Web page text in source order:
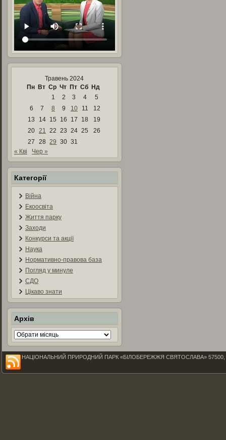
Травень 2024
Пн Вт Ср Чт Пт Сб Нд
1
2 3 4
5
6
7 8 9 10 11
12
13
14 15 16 17 18
19
20 21 22 23 24 25
26
27
28 29 30 31
« Кві
Чер »
Категорії
Війна
Екоосвіта
Життя парку
Заходи
Конкурси та акції
Наука
Нормативно-правова база
Погляд у минуле
СДО
Цікаво знати
Архів
Архів
НАЦІОНАЛЬНИЙ ПРИРОДНИЙ ПАРК «БІЛОБЕРЕЖЖЯ СВЯТОСЛАВА» 57500,